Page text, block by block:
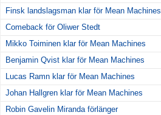
Finsk landslagsman klar för Mean Machines
Comeback för Oliwer Stedt
Mikko Toiminen klar för Mean Machines
Benjamin Qvist klar för Mean Machines
Lucas Ramn klar för Mean Machines
Johan Hallgren klar för Mean Machines
Robin Gavelin Miranda förlänger